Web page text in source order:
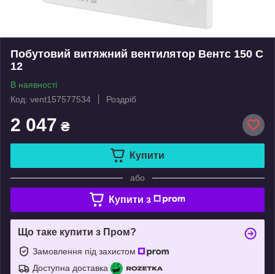
Побутовий витяжний вентилятор Вентс 150 С
12
В наявності
Код: vent157577534
Роздріб
2 047 ₴
Купити
або
Купити з
Що таке купити з Пром?
Замовлення під захистом
Доступна доставка